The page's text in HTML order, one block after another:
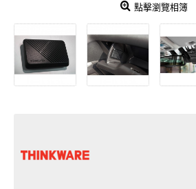
點擊瀏覽相簿